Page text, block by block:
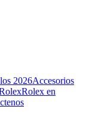
2026Accesorios
Rolex en